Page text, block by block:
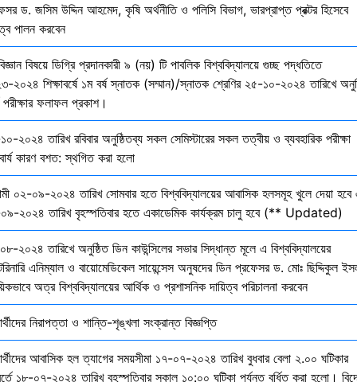
ড. জসিম উদ্দিন আহমেদ, কৃষি অর্থনীতি ও পলিসি বিভাগ, ভারপ্রাপ্ত প্রক্টর হিসেবে
পালন করবেন
বিষয়ে ডিগ্রি প্রদানকারী ৯ (নয়) টি পাবলিক বিশ্ববিদ্যালয়ে গুচ্ছ পদ্ধতিতে
২০২৪ শিক্ষাবর্ষে ১ম বর্ষ স্নাতক (সম্মান)/স্নাতক শ্রেণির ২৫-১০-২০২৪ তারিখে
পরীক্ষার ফলাফল প্রকাশ।
২০২৪ তারিখ রবিবার অনুষ্ঠিতব্য সকল সেমিস্টারের সকল তত্বীয় ও ব্যবহারিক পরীক্ষা
কারণ বশত: স্থগিত করা হলো
০২-০৯-২০২৪ তারিখ সোমবার হতে বিশ্ববিদ্যালয়ের আবাসিক হলসমূহ খুলে দেয়া হবে
২০২৪ তারিখ বৃহস্পতিবার হতে একাডেমিক কার্যক্রম চালু হবে (** Updated)
২০২৪ তারিখে অনুষ্ঠিত ডিন কাউন্সিলের সভার সিদ্ধান্ত মূলে এ বিশ্ববিদ্যালয়ের
এনিম্যাল ও বায়োমেডিকেল সায়েন্সেস অনুষদের ডিন প্রফেসর ড. মোঃ ছিদ্দিকুল
অত্র বিশ্ববিদ্যালয়ের আর্থিক ও প্রশাসনিক দায়িত্ব পরিচালনা করবেন
নিরাপত্তা ও শান্তি-শৃঙ্খলা সংক্রান্ত বিজ্ঞপ্তি
আবাসিক হল ত্যাগের সময়সীমা ১৭-০৭-২০২৪ তারিখ বুধবার বেলা ২.০০ ঘটিকার
১৮-০৭-২০২৪ তারিখ বৃহস্পতিবার সকাল ১০:০০ ঘটিকা পর্যন্ত বর্ধিত করা হলো।